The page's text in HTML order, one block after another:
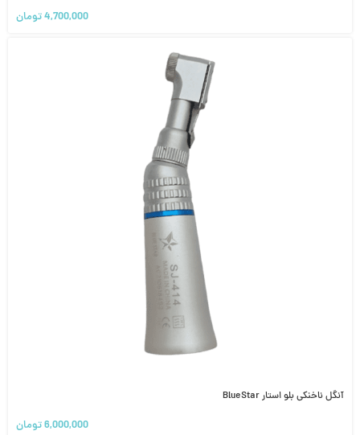
4,700,000تومان
آنگل ناخنکی بلو استار BlueStar
6,000,000تومان